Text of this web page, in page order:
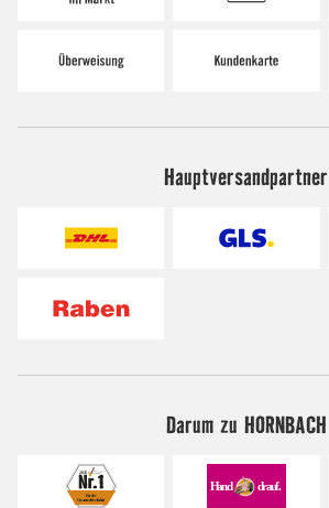
Hauptversandpartner
Darum zu HORNBACH